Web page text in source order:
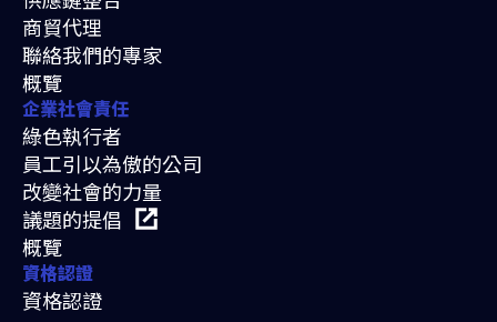
商貿代理
聯絡我們的專家
概覽
企業社會責任
綠色執行者
員工引以為傲的公司
改變社會的力量
議題的提倡
概覽
資格認證
資格認證